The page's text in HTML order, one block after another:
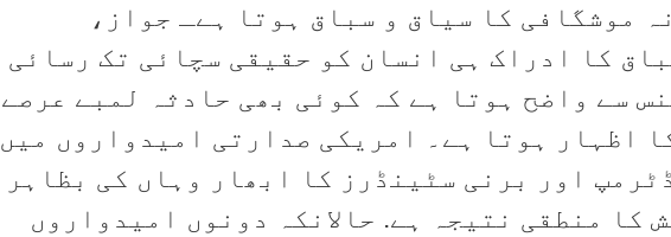
موشگافی کا سیاق و سباق ہوتا ہےـ جواز،
کا ادراک ہی انسان کو حقیقی سچائی تک رسائی
سے واضح ہوتا ہے کہ کوئی بھی حادثہ لمبے عرصے
اظہار ہوتا ہے۔ امریکی صدارتی امیدواروں میں
اور برنی سٹینڈرز کا ابھار وہاں کی بظاہر
کا منطقی نتیجہ ہے. حالانکہ دونوں امیدواروں